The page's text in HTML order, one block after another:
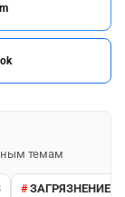
темам
ЗАГРЯЗНЕНИЕ